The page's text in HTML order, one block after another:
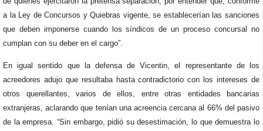
a la Ley de Concursos y Quiebras vigente, se establecerían las sanciones
que deben imponerse cuando los síndicos de un proceso concursal no
cumplan con su deber en el cargo”.
En igual sentido que la defensa de Vicentin, el representante de los
acreedores adujo que resultaba hasta contradictorio con los intereses de
otros querellantes, varios de ellos, entre otras entidades bancarias
extranjeras, aclarando que tenían una acreencia cercana al 66% del pasivo
de la empresa. “Sin embargo, pidió su desestimación, lo que demuestra lo